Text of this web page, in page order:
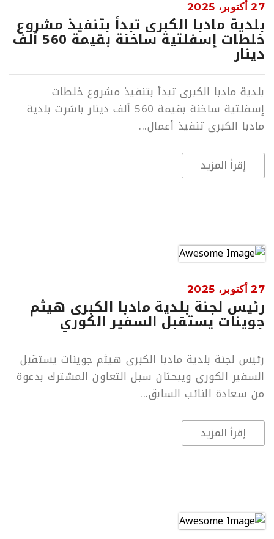
27 أكتوبر، 2025
بلدية مادبا الكبرى تبدأ بتنفيذ مشروع
خلطات إسفلتية ساخنة بقيمة 560 ألف
دينار
بلدية مادبا الكبرى تبدأ بتنفيذ مشروع خلطات
إسفلتية ساخنة بقيمة 560 ألف دينار باشرت بلدية
مادبا الكبرى تنفيذ أعمال...
إقرأ المزيد
27 أكتوبر، 2025
رئيس لجنة بلدية مادبا الكبرى هيثم
جوينات يستقبل السفير الكوري
رئيس لجنة بلدية مادبا الكبرى هيثم جوينات يستقبل
السفير الكوري ويبحثان سبل التعاون المشترك بدعوة
من سعادة النائب السابق...
إقرأ المزيد